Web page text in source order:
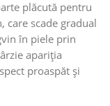
plăcută pentru
care scade gradual
în piele prin
apariția
proaspăt și